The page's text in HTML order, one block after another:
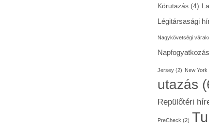
Körutazás(4)
Légitársasági
Nagykövetségi
Napfogyatkozás
Jersey(2) New York
utazás
Repülőtéri
PreCheck (2)